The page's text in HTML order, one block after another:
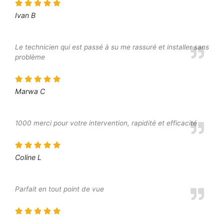
Ivan B
Le technicien qui est passé à su me rassuré et installer sans
problème
Marwa C
1000 merci pour votre intervention, rapidité et efficacité
Coline L
Parfait en tout point de vue